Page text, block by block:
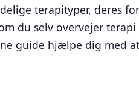
terapityper, deres
du selv overvejer
guide hjælpe dig med